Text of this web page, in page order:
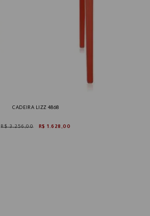
CADEIRA LIZZ 4868
R$ 3.256,00 R$ 1.628,00